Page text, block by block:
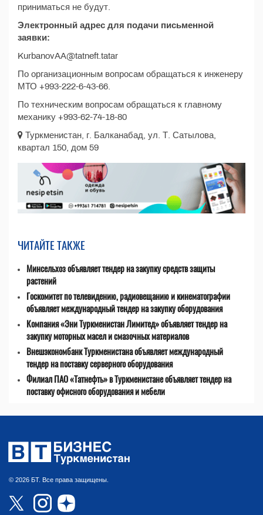
приниматься не будут.
Электронный адрес для подачи письменной
заявки:
KurbanovAA@tatneft.tatar
По организационным вопросам обращаться к инженеру
МТО +993-222-6-43-66.
По техническим вопросам обращаться к главному
механику +993-62-74-18-80
Туркменистан, г. Балканабад, ул. Т. Сатылова,
квартал 150, дом 59
ЧИТАЙТЕ ТАКЖЕ
Минсельхоз объявляет тендер на закупку средств защиты
растений
Госкомитет по телевидению, радиовещанию и кинематографии
объявляет международный тендер на закупку оборудования
Компания «Эни Туркменистан Лимитед» объявляет тендер на
закупку моторных масел и смазочных материалов
Внешэкономбанк Туркменистана объявляет международный
тендер на поставку серверного оборудования
Филиал ПАО «Татнефть» в Туркменистане объявляет тендер на
поставку офисного оборудования и мебели
© 2026 БТ. Все права защищены.